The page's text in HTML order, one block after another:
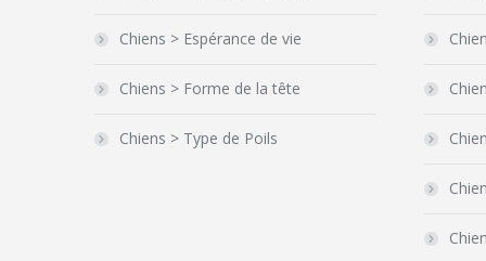
Chiens > Espérance de vie
Chiens > Forme de la tête
Chiens > Type de Poils